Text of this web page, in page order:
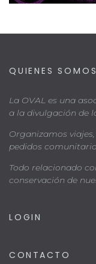
QUIENES SOMOS
La OVAL es una
a la divulgación de
Organizamos
pedidos
Todo relacionado
conservación de
LOGIN
CONTACTO